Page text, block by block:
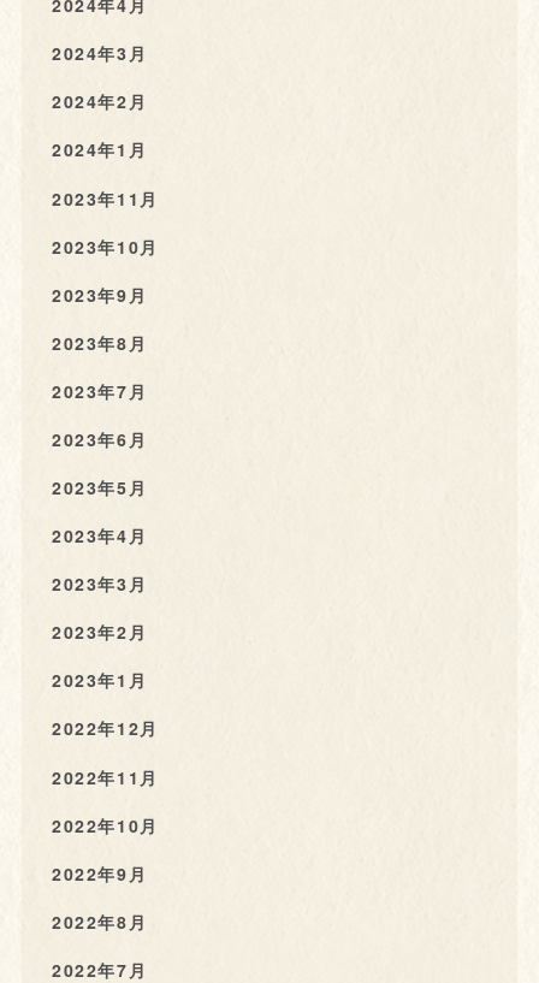
2024年4月
2024年3月
2024年2月
2024年1月
2023年11月
2023年10月
2023年9月
2023年8月
2023年7月
2023年6月
2023年5月
2023年4月
2023年3月
2023年2月
2023年1月
2022年12月
2022年11月
2022年10月
2022年9月
2022年8月
2022年7月